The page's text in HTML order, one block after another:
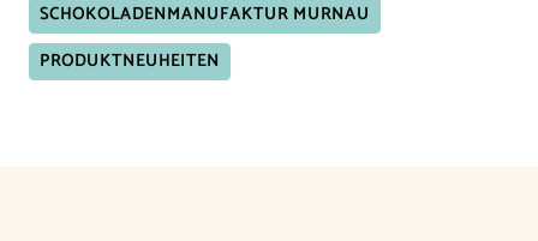
SCHOKOLADEN­­MANUFAKTUR MURNAU
PRODUKTNEUHEITEN